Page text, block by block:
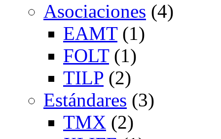
Asociaciones (4)
EAMT(1)
FOLT(1)
TILP (2)
Estándares (3)
TMX (2)